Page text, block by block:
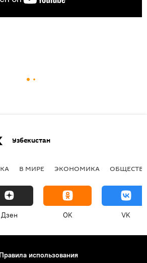
Узбекистан
В МИРЕ ЭКОНОМИКА
Дзен OK VK
Правила использования